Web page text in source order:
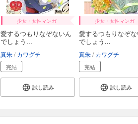
少女・女性マンガ
愛するつもりなぞないん
でしょう...
真朱 カワグチ
完結
試し読み
少女・女性マンガ
愛するつもりなぞ
でしょう...
真朱 カワグチ
完結
試し読み